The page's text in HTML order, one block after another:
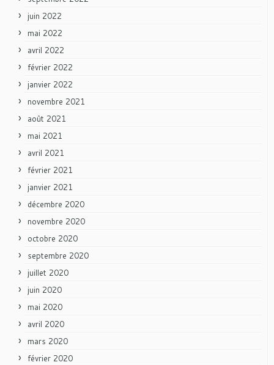
juin 2022
mai 2022
avril 2022
février 2022
janvier 2022
novembre 2021
août 2021
mai 2021
avril 2021
février 2021
janvier 2021
décembre 2020
novembre 2020
octobre 2020
septembre 2020
juillet 2020
juin 2020
mai 2020
avril 2020
mars 2020
février 2020